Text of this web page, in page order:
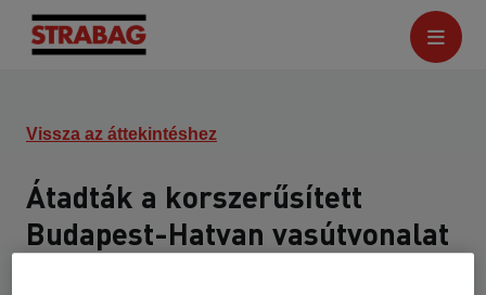
Vissza az áttekintéshez
Átadták a korszerűsített
Budapest-Hatvan vasútvonalat